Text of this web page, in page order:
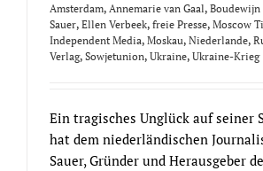
Amsterdam, Annemarie van Gaal, Boudewijn
Sauer, Ellen Verbeek, freie Presse, Moscow
Independent Media, Moskau, Niederlande,
Verlag, Sowjetunion, Ukraine, Ukraine-Krieg
Ein tragisches Unglück auf seiner
hat dem niederländischen
Sauer, Gründer und Herausgeber